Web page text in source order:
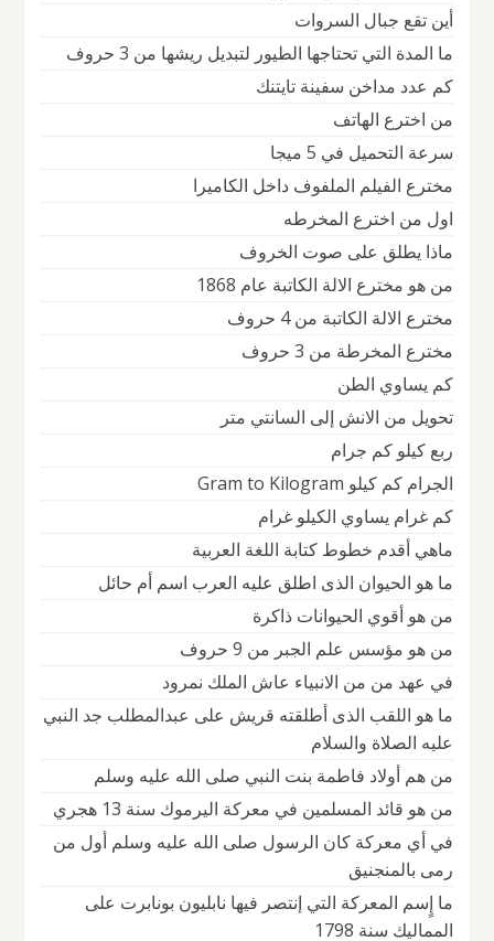
أين تقع جبال السروات
ما المدة التي تحتاجها الطيور لتبديل ريشها من 3 حروف
كم عدد مداخن سفينة تايتنك
من اخترع الهاتف
سرعة التحميل في 5 ميجا
مخترع الفيلم الملفوف داخل الكاميرا
اول من اخترع المخرطه
ماذا يطلق على صوت الخروف
من هو مخترع الالة الكاتبة عام 1868
مخترع الالة الكاتبة من 4 حروف
مخترع المخرطة من 3 حروف
كم يساوي الطن
تحويل من الانش إلى السانتي متر
ربع كيلو كم جرام
الجرام كم كيلو Gram to Kilogram
كم غرام يساوي الكيلو غرام
ماهي أقدم خطوط كتابة اللغة العربية
ما هو الحيوان الذى اطلق عليه العرب اسم أم حائل
من هو أقوي الحيوانات ذاكرة
من هو مؤسس علم الجبر من 9 حروف
في عهد من من الانبياء عاش الملك نمرود
ما هو اللقب الذى أطلقته قريش على عبدالمطلب جد النبي
عليه الصلاة والسلام
من هم أولاد فاطمة بنت النبي صلى الله عليه وسلم
من هو قائد المسلمين في معركة اليرموك سنة 13 هجري
في أي معركة كان الرسول صلى الله عليه وسلم أول من
رمى بالمنجنيق
ما إٍسم المعركة التي إنتصر فيها نابليون بونابرت على
المماليك سنة 1798